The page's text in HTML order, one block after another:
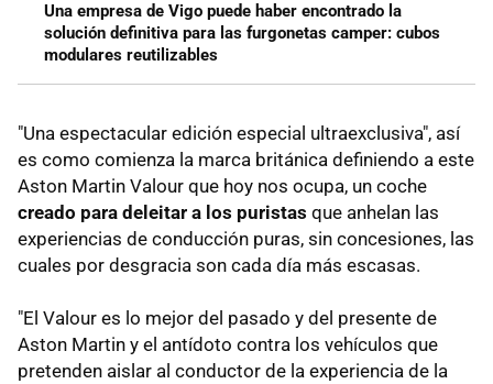
Una empresa de Vigo puede haber encontrado la
solución definitiva para las furgonetas camper: cubos
modulares reutilizables
"Una espectacular edición especial ultraexclusiva", así
es como comienza la marca británica definiendo a este
Aston Martin Valour que hoy nos ocupa, un coche
creado para deleitar a los puristas que anhelan las
experiencias de conducción puras, sin concesiones, las
cuales por desgracia son cada día más escasas.
"El Valour es lo mejor del pasado y del presente de
Aston Martin y el antídoto contra los vehículos que
pretenden aislar al conductor de la experiencia de la